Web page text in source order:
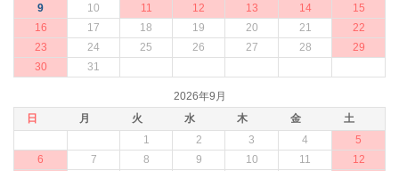
9
10 11 12 13 14
15
16
17 18 19 20 21
22
23
24 25 26 27 28
29
30
31
2026年9月
日
月 火 水 木 金
土
1
2 3 4
5
6
7 8 9 10 11 12